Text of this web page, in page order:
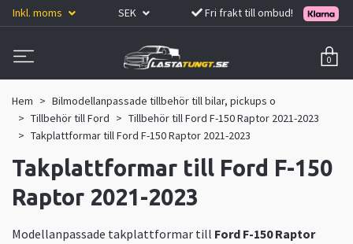
Inkl. moms SEK Fri frakt till ombud!
0
Hem
Bilmodellanpassade tillbehör till bilar, pickups o
Tillbehör till Ford
Tillbehör till Ford F-150 Raptor 2021-2023
Takplattformar till Ford F-150 Raptor 2021-2023
Takplattformar till Ford F-150
Raptor 2021-2023
Modellanpassade takplattformar till Ford F-150 Raptor